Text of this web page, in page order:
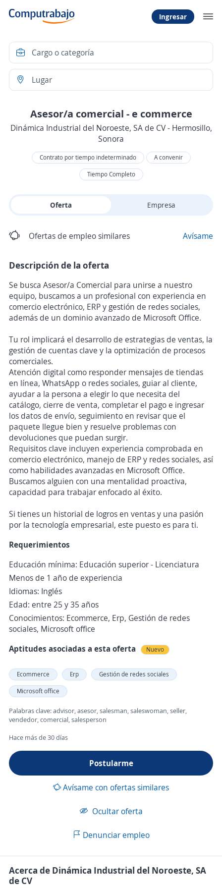
Ingresar
Asesor/a comercial - e commerce
Dinámica Industrial del Noroeste, SA de CV - Hermosillo,
Sonora
Contrato por tiempo indeterminado
A convenir
Tiempo Completo
Oferta Empresa
Ofertas de empleo similares Avísame
Descripción de la oferta
Se busca Asesor/a Comercial para unirse a nuestro
equipo, buscamos a un profesional con experiencia en
comercio electrónico, ERP y gestión de redes sociales,
además de un dominio avanzado de Microsoft Office.
Tu rol implicará el desarrollo de estrategias de ventas, la
gestión de cuentas clave y la optimización de procesos
comerciales.
Atención digital como responder mensajes de tiendas
en línea, WhatsApp o redes sociales, guiar al cliente,
ayudar a la persona a elegir lo que necesita del
catálogo, cierre de venta, completar el pago e ingresar
los datos de envío, seguimiento en revisar que el
paquete llegue bien y resuelve problemas con
devoluciones que puedan surgir.
Requisitos clave incluyen experiencia comprobada en
comercio electrónico, manejo de ERP y redes sociales, así
como habilidades avanzadas en Microsoft Office.
Buscamos alguien con una mentalidad proactiva,
capacidad para trabajar enfocado al éxito.
Si tienes un historial de logros en ventas y una pasión
por la tecnología empresarial, este puesto es para ti.
Requerimientos
Educación mínima: Educación superior - Licenciatura
Menos de 1 año de experiencia
Idiomas: Inglés
Edad: entre 25 y 35 años
Conocimientos: Ecommerce, Erp, Gestión de redes
sociales, Microsoft office
Aptitudes asociadas a esta oferta
Nuevo
Ecommerce Erp
Gestión de redes sociales
Microsoft office
Palabras clave: advisor, asesor, salesman, saleswoman, seller,
vendedor, comercial, salesperson
Hace más de 30 días
Postularme
Avísame con ofertas similares
Ocultar oferta
Denunciar empleo
Acerca de Dinámica Industrial del Noroeste, SA
de CV